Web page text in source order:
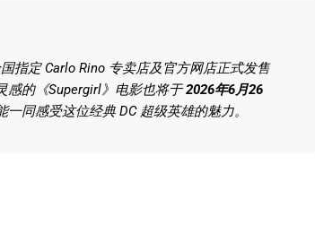
指定 Carlo Rino 专卖店及官方网店正式发售
感的《Supergirl》电影也将于2026年6月26
同感受这位经典 DC 超级英雄的魅力。